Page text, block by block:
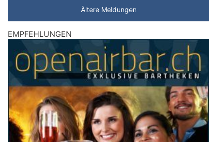
Ältere Meldungen
EMPFEHLUNGEN